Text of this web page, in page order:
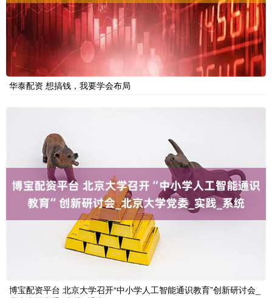
华泰配资 想搞钱，我要学会布局
博宝配资平台 北京大学召开“中小学人工智能通识教育”创新研讨会_